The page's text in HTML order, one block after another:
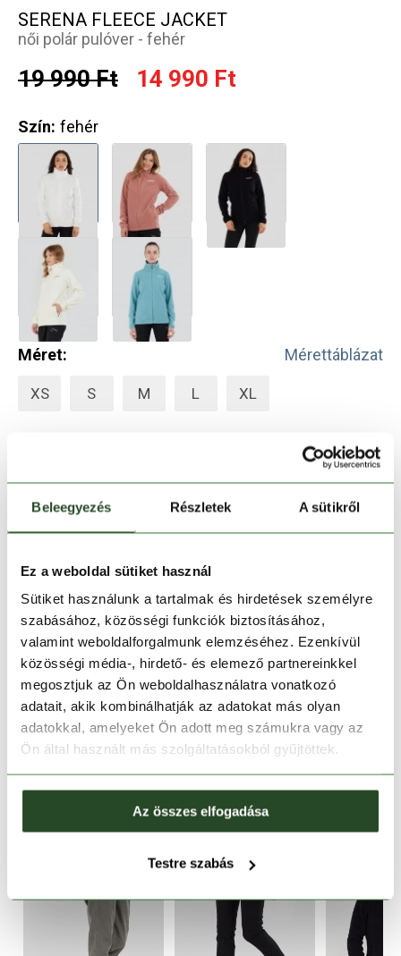
Beleegyezés Részletek A sütikről
Ez a weboldal sütiket használ
Sütiket használunk a tartalmak és hirdetések személyre
szabásához, közösségi funkciók biztosításához,
valamint weboldalforgalmunk elemzéséhez. Ezenkívül
közösségi média-, hirdető- és elemező partnereinkkel
megosztjuk az Ön weboldalhasználatra vonatkozó
adatait, akik kombinálhatják az adatokat más olyan
adatokkal, amelyeket Ön adott meg számukra vagy az
Ön által használt más szolgáltatásokból gyűjtöttek.
Az összes elfogadása
Testre szabás
TERMÉKLEÍRÁS
TERMÉK RÉSZLETEK
SERENA FLEECE JACKET
női polár pulóver - fehér
19 990 Ft 14 990 Ft
Szín: fehér
Méret: Mérettáblázat
XS S M L XL
Melyik üzletben elérhető Foglalás
1-2 munkanapos szállítás
HOZZÁ AJÁNLJUK